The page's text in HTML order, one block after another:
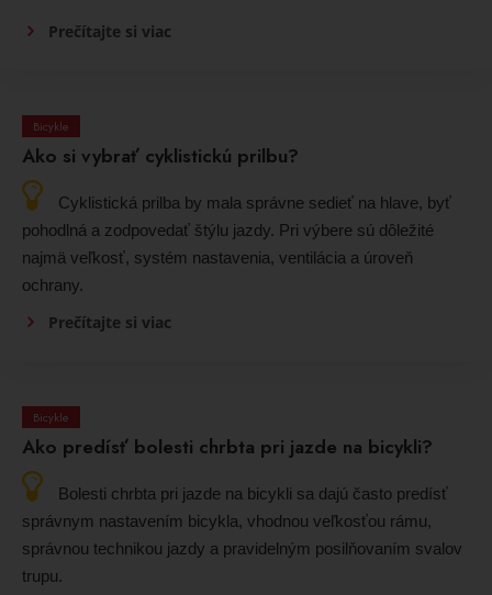
Prečítajte si viac
Bicykle
Ako si vybrať cyklistickú prilbu?
Cyklistická prilba by mala správne sedieť na hlave, byť
pohodlná a zodpovedať štýlu jazdy. Pri výbere sú dôležité
najmä veľkosť, systém nastavenia, ventilácia a úroveň
ochrany.
Prečítajte si viac
Bicykle
Ako predísť bolesti chrbta pri jazde na bicykli?
Bolesti chrbta pri jazde na bicykli sa dajú často predísť
správnym nastavením bicykla, vhodnou veľkosťou rámu,
správnou technikou jazdy a pravidelným posilňovaním svalov
trupu.